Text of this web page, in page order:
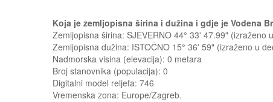
Koja je zemljopisna širina i dužina i gdje je Vodena
Zemljopisna širina: SJEVERNO 44° 33' 47.99" (izraženo
Zemljopisna dužina: ISTOČNO 15° 36' 59" (izraženo u
Nadmorska visina (elevacija): 0 metara
Broj stanovnika (populacija): 0
Digitalni model reljefa: 746
Vremenska zona: Europe/Zagreb.